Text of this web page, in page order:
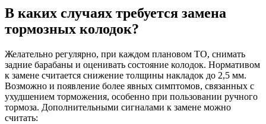
В каких случаях требуется замена
тормозных колодок?
Желательно регулярно, при каждом плановом ТО, снимать
задние барабаны и оценивать состояние колодок. Нормативом
к замене считается снижение толщины накладок до 2,5 мм.
Возможно и появление более явных симптомов, связанных с
ухудшением торможения, особенно при пользовании ручного
тормоза. Дополнительными сигналами к замене можно
считать: